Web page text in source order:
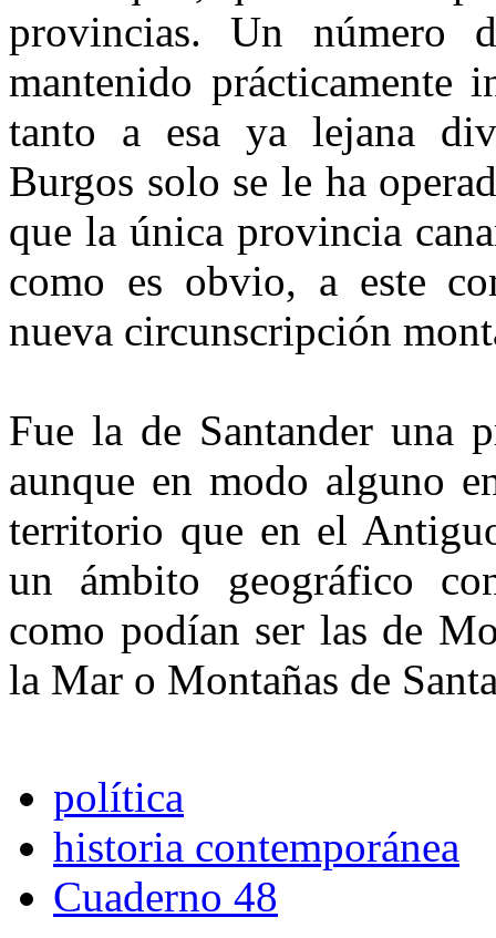
pro­vincias. Un número
mantenido prácticamente
tanto a esa ya lejana
Burgos solo se le ha
que la única provincia
como es obvio, a este
nueva circunscripción
Fue la de Santander una
aunque en modo alguno
te­rritorio que en el
un ám­bito geográfico
como podían ser las de
la Mar o Montañas de
política
historia contemporánea
Cuaderno 48